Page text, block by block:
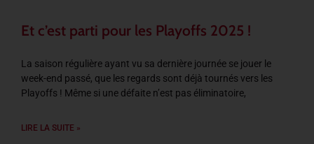
Et c’est parti pour les Playoffs 2025 !
La saison régulière ayant vu sa dernière journée se jouer le
week-end passé, que les regards sont déjà tournés vers les
Playoffs ! Même si une défaite n’est pas éliminatoire,
LIRE LA SUITE »